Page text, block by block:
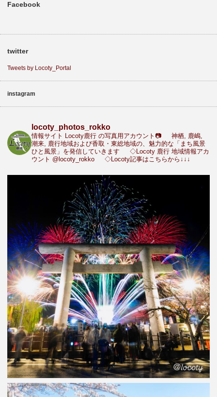
Facebook
twitter
Tweets by Locoty_Portal
instagram
locoty_photos_rokko
情報サイト Locoty鹿行 の写真用アカウント📷
神栖, 鹿嶋,
潮来, 鹿行地域および香取・東総地域の、魅力的な「まち風景
ひと風景」を発信していきます
◇Locoty 鹿行 地域情報アカ
ウント @locoty_rokko ◇Locoty記事はこちらから↓↓↓